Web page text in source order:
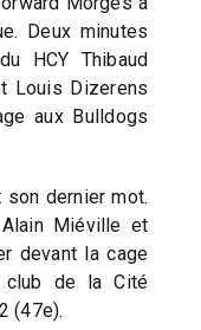
Deux minutes
HCY Thibaud
Louis Dizerens
aux Bulldogs
son dernier mot.
Miéville et
devant la cage
club de la Cité
(47e).